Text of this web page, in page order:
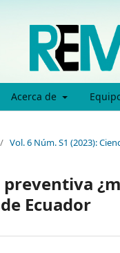
Acerca de
/ Vol. 6 Núm. S1 (2023):
Ecuador